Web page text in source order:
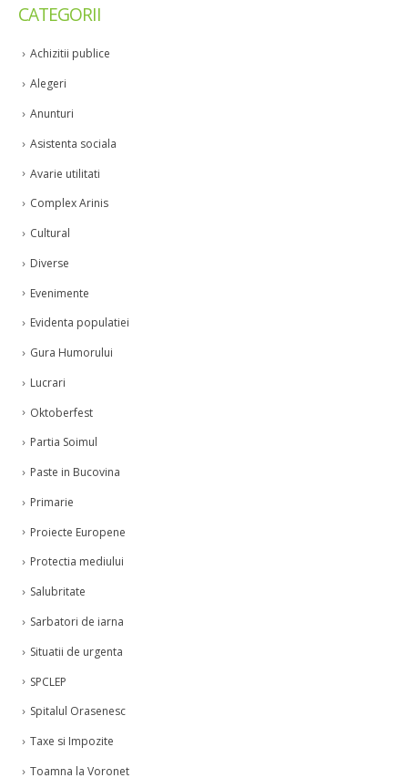
CATEGORII
Achizitii publice
Alegeri
Anunturi
Asistenta sociala
Avarie utilitati
Complex Arinis
Cultural
Diverse
Evenimente
Evidenta populatiei
Gura Humorului
Lucrari
Oktoberfest
Partia Soimul
Paste in Bucovina
Primarie
Proiecte Europene
Protectia mediului
Salubritate
Sarbatori de iarna
Situatii de urgenta
SPCLEP
Spitalul Orasenesc
Taxe si Impozite
Toamna la Voronet